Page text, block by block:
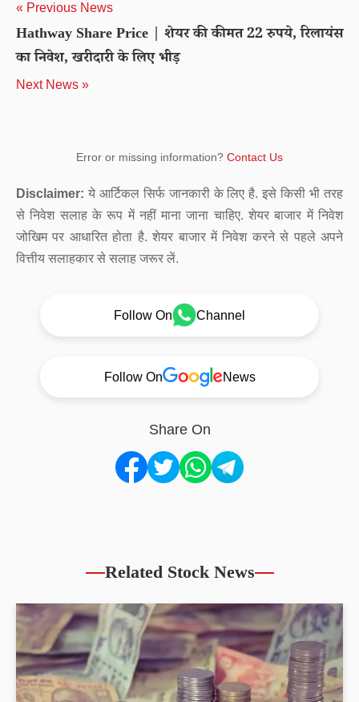
« Previous News
Hathway Share Price | शेयर की कीमत 22 रुपये, रिलायंस
का निवेश, खरीदारी के लिए भीड़
Next News »
Error or missing information? Contact Us
Disclaimer: ये आर्टिकल सिर्फ जानकारी के लिए है. इसे किसी भी तरह
से निवेश सलाह के रूप में नहीं माना जाना चाहिए. शेयर बाजार में निवेश
जोखिम पर आधारित होता है. शेयर बाजार में निवेश करने से पहले अपने
वित्तीय सलाहकार से सलाह जरूर लें.
Follow On Channel
Follow On News
Share On
Related Stock News